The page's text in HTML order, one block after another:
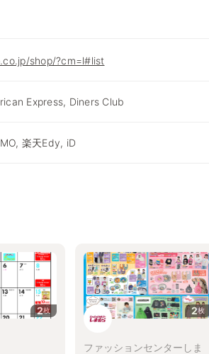
shop/?cm=l#list
Express, Diners Club
楽天Edy, iD
2枚 2枚
ファッションセンターしま